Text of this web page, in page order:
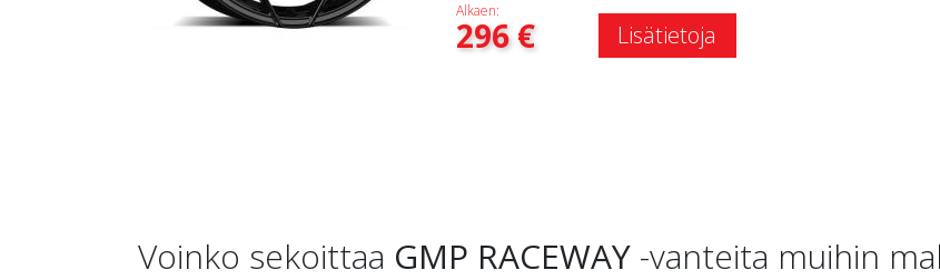
Alkaen:
296€ Lisätietoja
Voinko sekoittaa GMP RACEWAY -vanteita muihin